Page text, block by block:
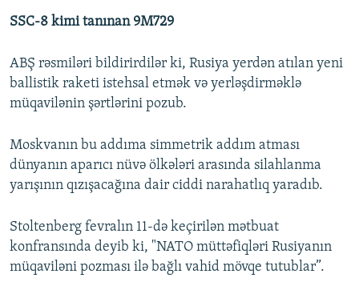
SSC-8 kimi tanınan 9M729
ABŞ rəsmiləri bildirirdilər ki, Rusiya yerdən atılan yeni
ballistik raketi istehsal etmək və yerləşdirməklə
müqavilənin şərtlərini pozub.
Moskvanın bu addıma simmetrik addım atması
dünyanın aparıcı nüvə ölkələri arasında silahlanma
yarışının qızışacağına dair ciddi narahatlıq yaradıb.
Stoltenberg fevralın 11-də keçirilən mətbuat
konfransında deyib ki, "NATO müttəfiqləri Rusiyanın
müqaviləni pozması ilə bağlı vahid mövqe tutublar”.